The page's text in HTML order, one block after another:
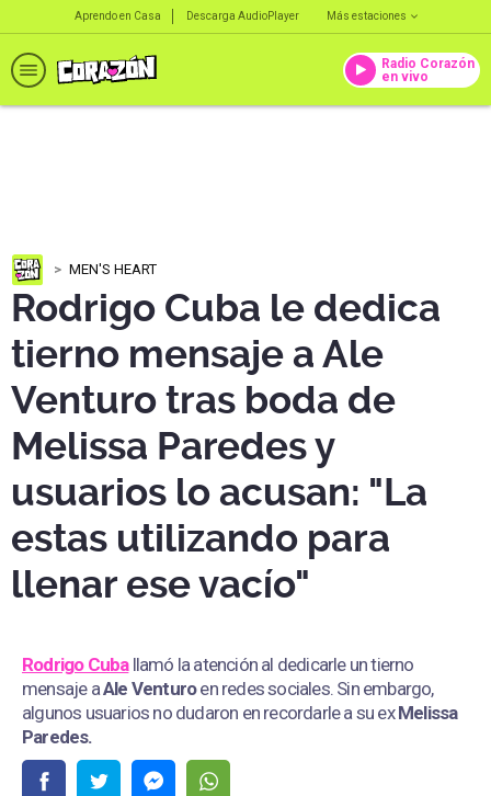
Aprendo en Casa Descarga AudioPlayer Más estaciones
Radio Corazón
en vivo
MEN'S HEART
Rodrigo Cuba le dedica
tierno mensaje a Ale
Venturo tras boda de
Melissa Paredes y
usuarios lo acusan: "La
estas utilizando para
llenar ese vacío"
Rodrigo Cuballamó la atención al dedicarle un tierno
mensaje aAle Venturoen redes sociales. Sin embargo,
algunos usuarios no dudaron en recordarle a su exMelissa
Paredes.